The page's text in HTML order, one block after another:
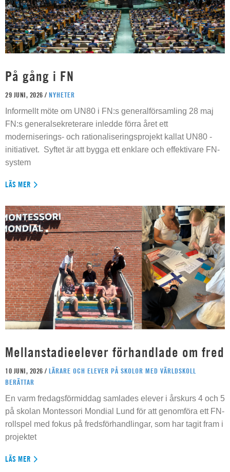
På gång i FN
29 JUNI, 2026 / NYHETER
Informellt möte om UN80 i FN:s generalförsamling 28 maj
FN:s generalsekreterare inledde förra året ett
moderniserings- och rationaliseringsprojekt kallat UN80 -
initiativet. Syftet är att bygga ett enklare och effektivare FN-
system
LÄS MER
Mellanstadieelever förhandlade om fred
10 JUNI, 2026 / LÄRARE OCH ELEVER PÅ SKOLOR MED VÄRLDSKOLL
BERÄTTAR
En varm fredagsförmiddag samlades elever i årskurs 4 och 5
på skolan Montessori Mondial Lund för att genomföra ett FN-
rollspel med fokus på fredsförhandlingar, som har tagit fram i
projektet
LÄS MER